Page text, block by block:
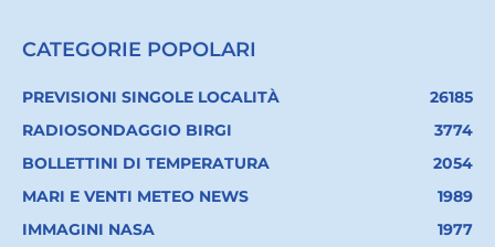
CATEGORIE POPOLARI
PREVISIONI SINGOLE LOCALITÀ
26185
RADIOSONDAGGIO BIRGI
3774
BOLLETTINI DI TEMPERATURA
2054
MARI E VENTI METEO NEWS
1989
IMMAGINI NASA
1977